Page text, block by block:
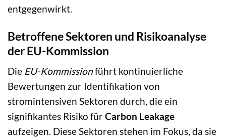
entgegenwirkt.
Betroffene Sektoren und Risikoanalyse
der EU-Kommission
Die EU-Kommissionführt kontinuierliche
Bewertungen zur Identifikation von
stromintensiven Sektoren durch, die ein
signifikantes Risiko fürCarbon Leakage
aufzeigen. Diese Sektoren stehen im Fokus, da sie